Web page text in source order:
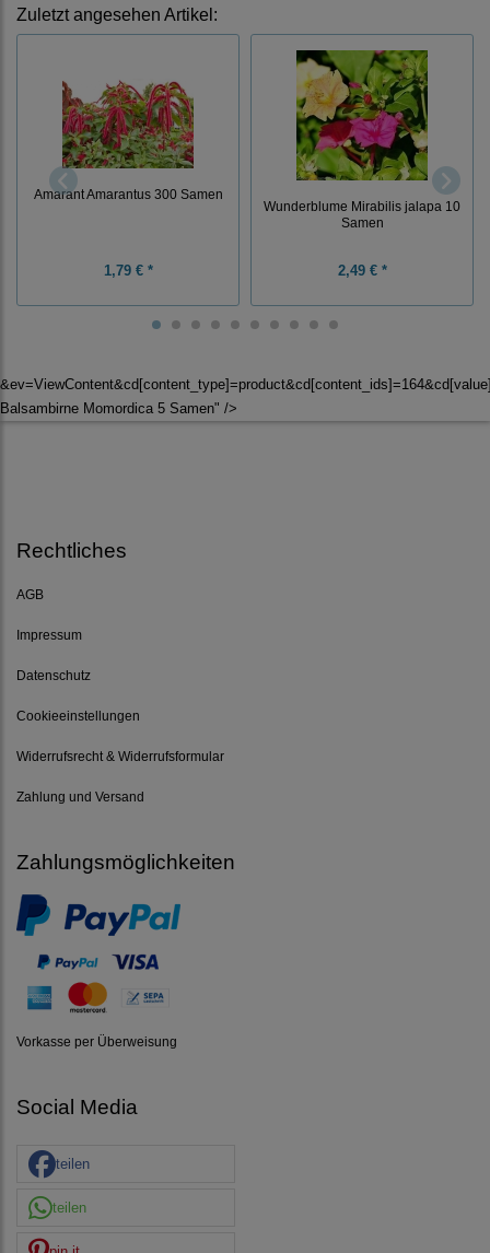
Zuletzt angesehen Artikel:
Amarant Amarantus 300 Samen
1,79 € *
Wunderblume Mirabilis jalapa 10
Samen
2,49 € *
Balsambirne Momordica 5 Samen" />
Rechtliches
AGB
Impressum
Datenschutz
Cookieeinstellungen
Widerrufsrecht & Widerrufsformular
Zahlung und Versand
Zahlungsmöglichkeiten
Vorkasse per Überweisung
Social Media
teilen
teilen